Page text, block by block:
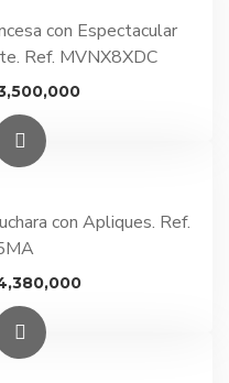
con Espectacular
Ref. MVNX8XDC
El
con Apliques. Ref.
El